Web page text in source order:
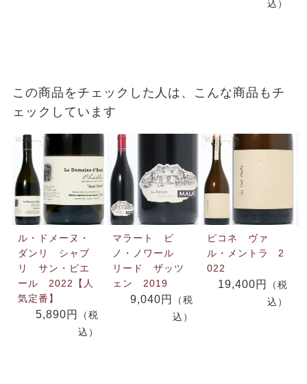
込）
この商品をチェックした人は、こんな商品もチ
ェックしています
ル・ドメーヌ・
ダンリ シャブ
リ サン・ピエ
ール 2022【人
気定番】
5,890円
（税
込）
マラート ピ
ノ・ノワール
リード ザッツ
ェン 2019
9,040円
（税
込）
ピコネ ヴァ
ル・メントラ 2
022
19,400円
（税
込）